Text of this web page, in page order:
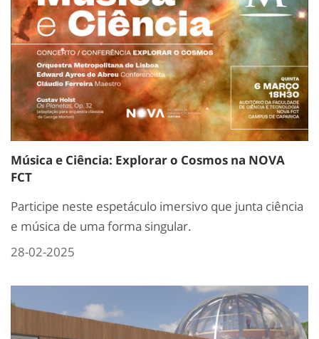
Música e Ciência: Explorar o Cosmos na NOVA
FCT
Participe neste espetáculo imersivo que junta ciência
e música de uma forma singular.
28-02-2025